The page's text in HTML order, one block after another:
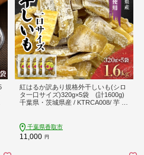
紅はるか訳あり規格外干しいも(シロ
タ一口サイズ)320g×5袋 (計1600g)
千葉県・茨城県産 / KTRCA008/ 芋 サ
千葉県香取市
11,000 円